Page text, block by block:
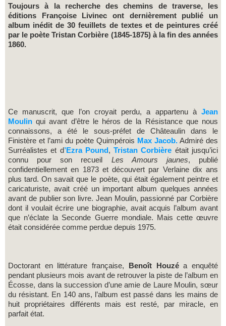
Toujours à la recherche des chemins de traverse, les
éditions Françoise Livinec ont dernièrement publié un
album inédit de 30 feuillets de textes et de peintures créé
par le poète Tristan Corbière (1845-1875) à la fin des années
1860.
Ce manuscrit, que l’on croyait perdu, a appartenu àJean
Moulin qui avant d’être le héros de la Résistance que nous
connaissons, a été le sous-préfet de Châteaulin dans le
Finistère et l’ami du poète Quimpérois Max Jacob. Admiré des
Surréalistes et d’Ezra Pound,Tristan Corbière était jusqu’ici
connu pour son recueil Les Amours jaunes, publié
confidentiellement en 1873 et découvert par Verlaine dix ans
plus tard. On savait que le poète, qui était également peintre et
caricaturiste, avait créé un important album quelques années
avant de publier son livre. Jean Moulin, passionné par Corbière
dont il voulait écrire une biographie, avait acquis l’album avant
que n’éclate la Seconde Guerre mondiale. Mais cette œuvre
était considérée comme perdue depuis 1975.
Doctorant en littérature française, Benoît Houzéa enquêté
pendant plusieurs mois avant de retrouver la piste de l’album en
Écosse, dans la succession d’une amie de Laure Moulin, sœur
du résistant. En 140 ans, l’album est passé dans les mains de
huit propriétaires différents mais est resté, par miracle, en
parfait état.